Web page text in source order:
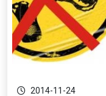
2014-11-24